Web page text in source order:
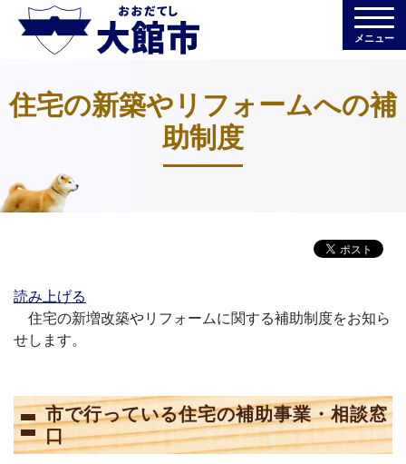
メニュー
住宅の新築やリフォームへの補
助制度
読み上げる
住宅の新増改築やリフォームに関する補助制度をお知ら
せします。
市で行っている住宅の補助事業・相談窓
口